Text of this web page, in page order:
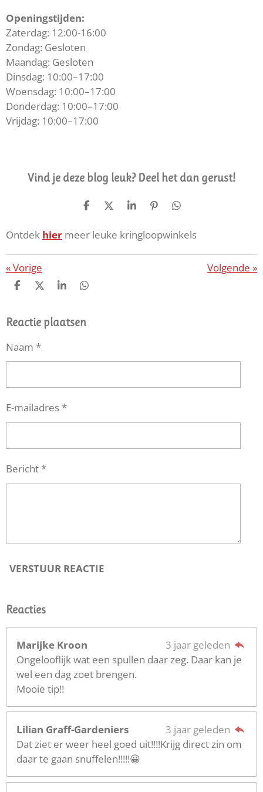
Openingstijden:
Zaterdag: 12:00-16:00
Zondag: Gesloten
Maandag: Gesloten
Dinsdag: 10:00–17:00
Woensdag: 10:00–17:00
Donderdag: 10:00–17:00
Vrijdag: 10:00–17:00
Vind je deze blog leuk? Deel het dan gerust!
D
E
D
L
S
A
R
P
N
D
L
E
Ontdek hier meer leuke kringloopwinkels
«Vorige Volgende »
D
E
N
D
L
S
R
E
D
E
N
Reactie plaatsen
Naam *
E-mailadres *
Bericht *
VERSTUUR REACTIE
Reacties
Marijke Kroon
3 jaar geleden
Ongelooflijk wat een spullen daar zeg. Daar kan je
wel een dag zoet brengen.
Mooie tip!!
Lilian Graff-Gardeniers
3 jaar geleden
Dat ziet er weer heel goed uit!!!!Krijg direct zin om
daar te gaan snuffelen!!!!!😀